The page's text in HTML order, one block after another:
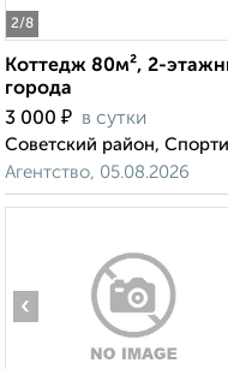
2/8
Коттедж 80м², 2-
города
3 000 ₽ в сутки
Советский район,
Агентство, 05.08.2026
‹